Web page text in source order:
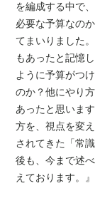
を編成する中で
必要な予算なの
てまいりました
もあったと記憶
ように予算がつ
のか？他にやり
あったと思いま
方を、視点を変
されてきた「常
後も、今まで述
えております。』